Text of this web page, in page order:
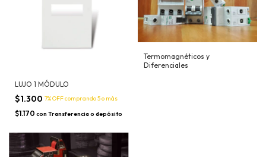
LUJO 1 MÓDULO
$1.300 7% OFFcomprando 5 o más
$1.170 con Transferencia o depósito
Termomagnéticos y
Diferenciales